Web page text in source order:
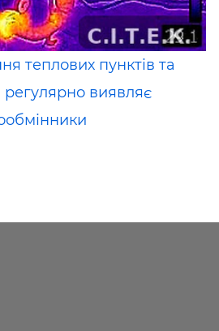
теплових пунктів та
регулярно виявляє